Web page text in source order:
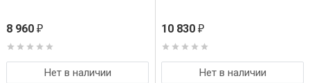
8 960 ₽
Нет в наличии
10 830 ₽
Нет в наличии